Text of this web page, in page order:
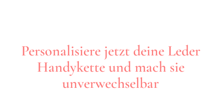
Personalisiere jetzt deine Leder
Handykette und mach sie
unverwechselbar